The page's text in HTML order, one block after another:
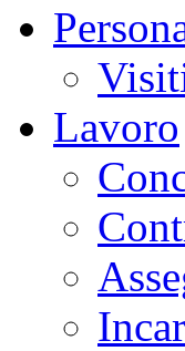
Lavoro